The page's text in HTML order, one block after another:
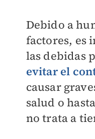
Debido a
factores, es
las debidas
evitar el
causar
salud o
no trata a